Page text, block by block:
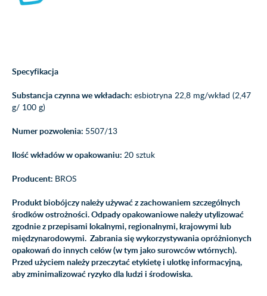
Specyfikacja
Substancja czynna we wkładach: esbiotryna 22,8 mg/wkład (2,47
g/ 100 g)
Numer pozwolenia: 5507/13
Ilość wkładów w opakowaniu: 20 sztuk
Producent: BROS
Produkt biobójczy należy używać z zachowaniem szczególnych
środków ostrożności. Odpady opakowaniowe należy utylizować
zgodnie z przepisami lokalnymi, regionalnymi, krajowymi lub
międzynarodowymi. Zabrania się wykorzystywania opróżnionych
opakowań do innych celów (w tym jako surowców wtórnych).
Przed użyciem należy przeczytać etykietę i ulotkę informacyjną,
aby zminimalizować ryzyko dla ludzi i środowiska.